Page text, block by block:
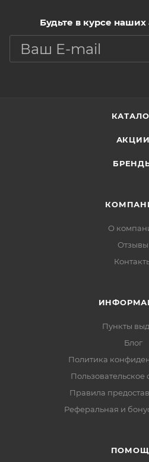
Будьте в курсе
АКЦИИ
О
Отзывы
Пункты
Блог
Политика
Пользовательское
Правила
Реферальная и